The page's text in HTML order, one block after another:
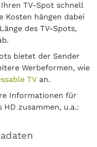
TV-Spot schnell
Kosten hängen dabei
des TV-Spots,
bietet der Sender
Werbeformen, wie
TV an.
Informationen für
HD zusammen, u.a.: